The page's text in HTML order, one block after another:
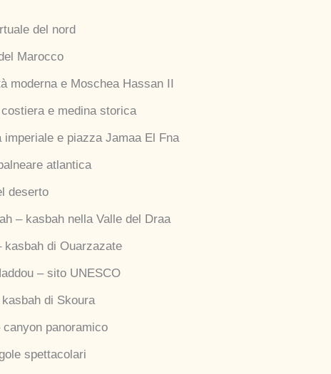
del nord
Marocco
moderna e Moschea Hassan II
e medina storica
imperiale e piazza Jamaa El Fna
atlantica
deserto
– kasbah nella Valle del Draa
kasbah di Ouarzazate
– sito UNESCO
di Skoura
panoramico
spettacolari